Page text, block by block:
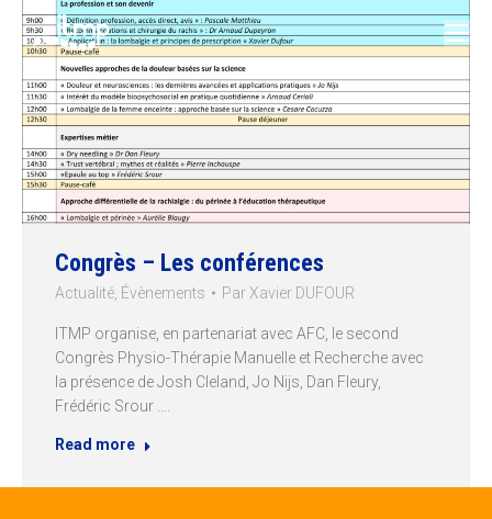
Congrès – Les conférences
Actualité Évènements Par Xavier DUFOUR
ITMP organise, en partenariat avec AFC, le second
Congrès Physio-Thérapie Manuelle et Recherche avec
la présence de Josh Cleland, Jo Nijs, Dan Fleury,
Frédéric Srour ….
Read more